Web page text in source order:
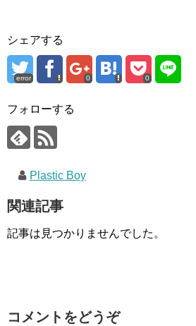
シェアする
error 0 0
フォローする
Plastic Boy
関連記事
記事は見つかりませんでした。
コメントをどうぞ